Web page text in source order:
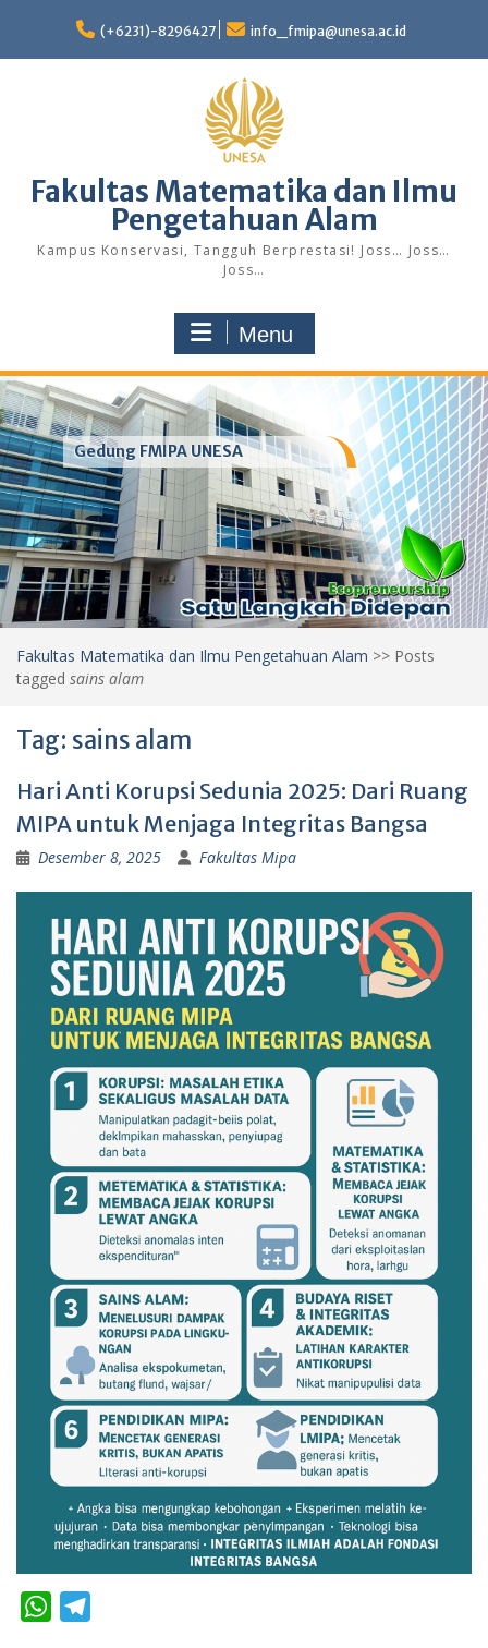
content
(+6231)-8296427 info_fmipa@unesa.ac.id
Fakultas Matematika dan Ilmu
Pengetahuan Alam
Kampus Konservasi, Tangguh Berprestasi! Joss… Joss…
Joss…
Menu
Gedung FMIPA UNESA
Fakultas Matematika dan Ilmu Pengetahuan Alam >> Posts
tagged sains alam
Tag: sains alam
Hari Anti Korupsi Sedunia 2025: Dari Ruang
MIPA untuk Menjaga Integritas Bangsa
Desember 8, 2025 Fakultas Mipa
W